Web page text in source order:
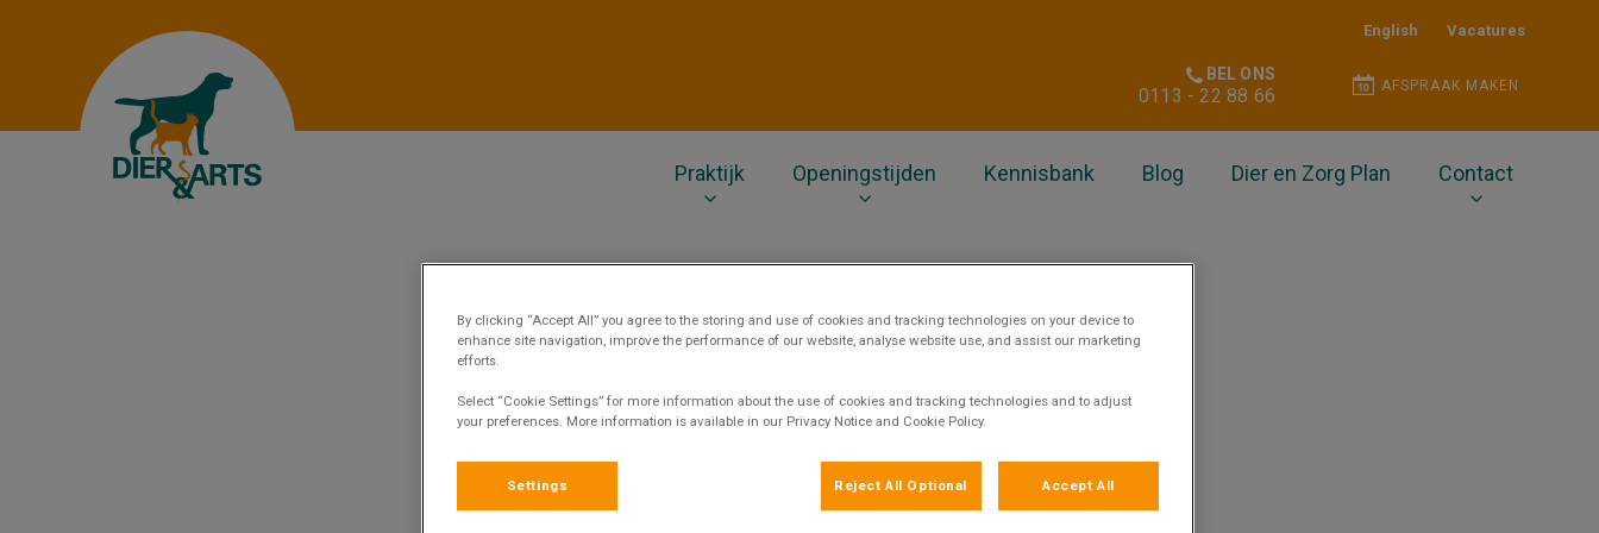
English Vacatures
Homepage Dierenartsenpraktijk Dier & Arts
BEL ONS
0113 - 22 88 66 AFSPRAAK MAKEN
Praktijk Openingstijden Kennisbank Blog Dier en Zorg Plan Contact
Maak nu ook online uw afspraak
dec 23 2021, 13:58
By clicking “Accept All” you agree to the storing and use of cookies and tracking technologies on your device to
enhance site navigation, improve the performance of our website, analyse website use, and assist our marketing
efforts.
Select “Cookie Settings” for more information about the use of cookies and tracking technologies and to adjust
your preferences. More information is available in our Privacy Notice and Cookie Policy.
Settings Reject All Optional Accept All